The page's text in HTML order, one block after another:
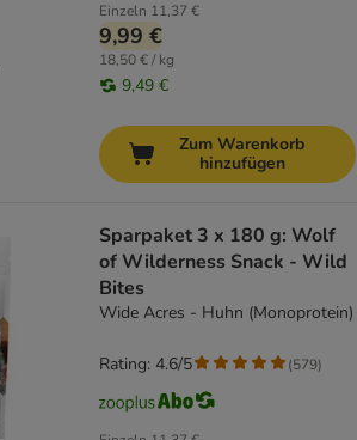
Einzeln 11,37 €
9,99 €
18,50 € / kg
9,49 €
Zum Warenkorb
hinzufügen
Sparpaket 3 x 180 g: Wolf
of Wilderness Snack - Wild
Bites
Wide Acres - Huhn (Monoprotein)
Rating: 4.6/5 (579)